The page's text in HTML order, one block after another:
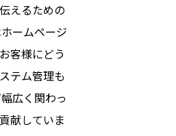
えるための
ームページ
客様にどう
テム管理も
広く関わっ
献していま